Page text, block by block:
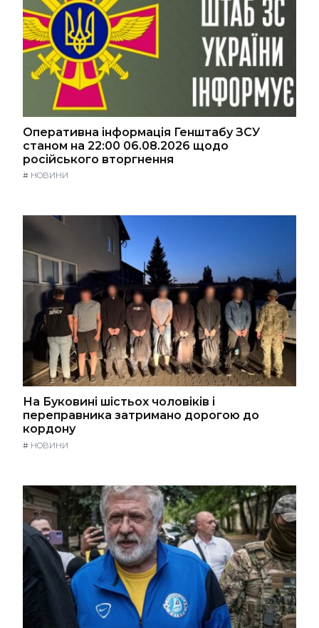
Оперативна інформація Генштабу ЗСУ
станом на 22:00 06.08.2026 щодо
російського вторгнення
# НОВИНИ
На Буковині шістьох чоловіків і
переправника затримано дорогою до
кордону
# НОВИНИ